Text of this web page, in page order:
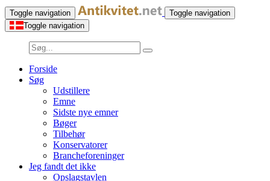
Toggle navigation
Toggle navigation
Toggle navigation
Forside
Søg
Udstillere
Emne
Sidste nye emner
Bøger
Tilbehør
Konservatorer
Brancheforeninger
Jeg fandt det ikke
Opslagstavlen